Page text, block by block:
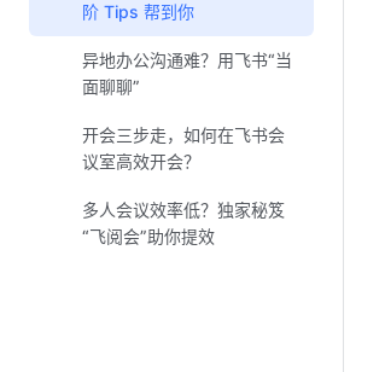
阶 Tips 帮到你
异地办公沟通难？用飞书“当
面聊聊”
开会三步走，如何在飞书会
议室高效开会？
多人会议效率低？独家秘笈
“飞阅会”助你提效